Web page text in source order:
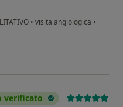
• visita angiologica •
verificato